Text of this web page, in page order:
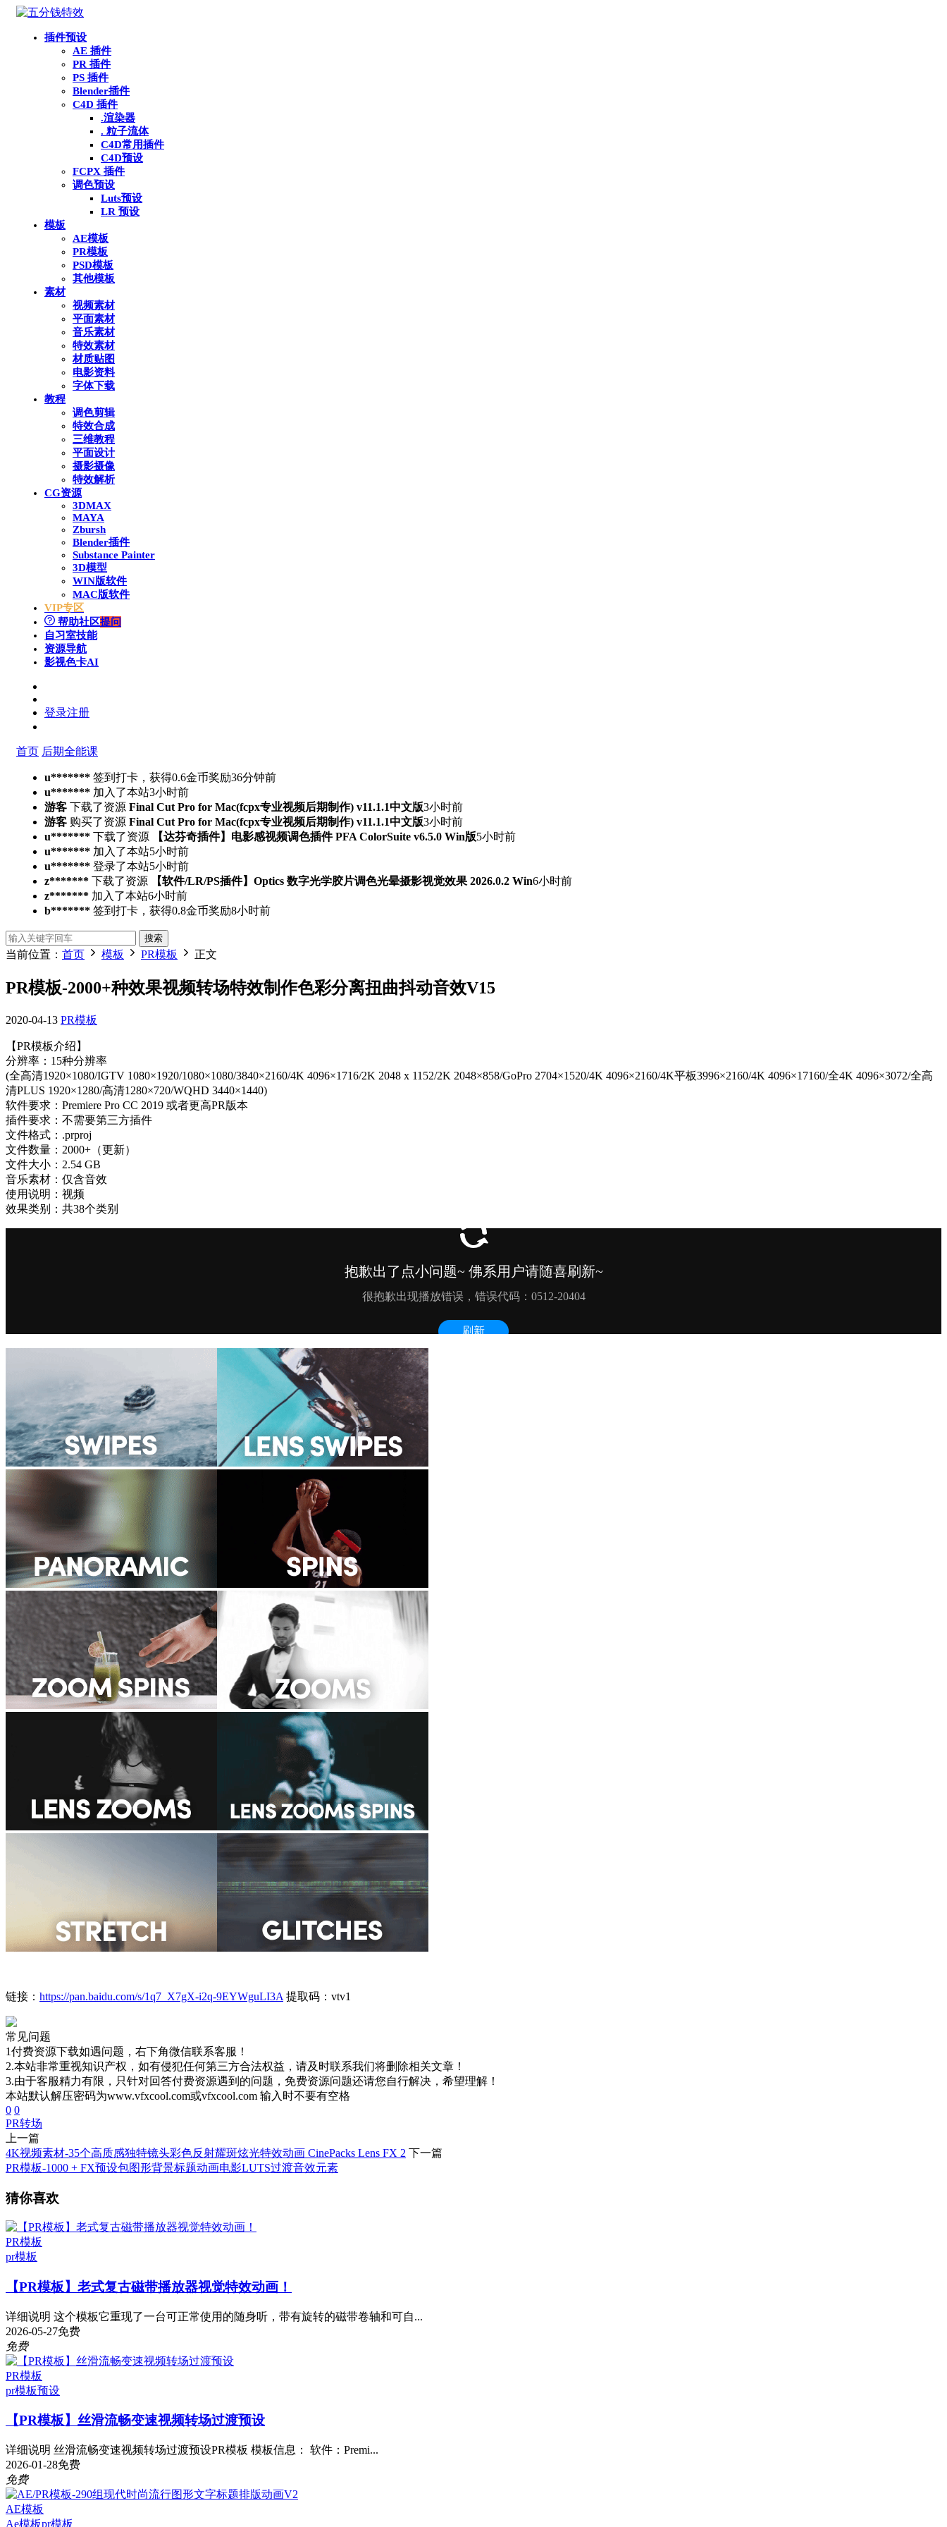
插件预设
AE 插件
PR 插件
PS 插件
Blender插件
C4D 插件
.渲染器
. 粒子流体
C4D常用插件
C4D预设
FCPX 插件
调色预设
Luts预设
LR 预设
模板
AE模板
PR模板
PSD模板
其他模板
素材
视频素材
平面素材
音乐素材
特效素材
材质贴图
电影资料
字体下载
教程
调色剪辑
特效合成
三维教程
平面设计
摄影摄像
特效解析
CG资源
3DMAX
MAYA
Zbursh
Blender插件
Substance Painter
3D模型
WIN版软件
MAC版软件
VIP专区
帮助社区提问
自习室技能
资源导航
影视色卡AI
登录注册
首页 后期全能课
u******* 签到打卡，获得0.6金币奖励36分钟前
u******* 加入了本站3小时前
游客 下载了资源 Final Cut Pro for Mac(fcpx专业视频后期制作) v11.1.1中文版3小时前
游客 购买了资源 Final Cut Pro for Mac(fcpx专业视频后期制作) v11.1.1中文版3小时前
u******* 下载了资源 【达芬奇插件】电影感视频调色插件 PFA ColorSuite v6.5.0 Win版5小时前
u******* 加入了本站5小时前
u******* 登录了本站5小时前
z******* 下载了资源 【软件/LR/PS插件】Optics 数字光学胶片调色光晕摄影视觉效果 2026.0.2 Win6小时前
z******* 加入了本站6小时前
b******* 签到打卡，获得0.8金币奖励8小时前
搜索
当前位置： 首页 模板 PR模板 正文
PR模板-2000+种效果视频转场特效制作色彩分离扭曲抖动音效V15
2020-04-13 PR模板
【PR模板介绍】
分辨率：15种分辨率
(全高清1920×1080/IGTV 1080×1920/1080×1080/3840×2160/4K 4096×1716/2K 2048 x 1152/2K 2048×858/GoPro 2704×1520/4K 4096×2160/4K平板3996×2160/4K 4096×17160/全4K 4096×3072/全高
清PLUS 1920×1280/高清1280×720/WQHD 3440×1440)
软件要求：Premiere Pro CC 2019 或者更高PR版本
插件要求：不需要第三方插件
文件格式：.prproj
文件数量：2000+（更新）
文件大小：2.54 GB
音乐素材：仅含音效
使用说明：视频
效果类别：共38个类别
链接： https://pan.baidu.com/s/1q7_X7gX-i2q-9EYWguLI3A 提取码：vtv1
常见问题
1付费资源下载如遇问题，右下角微信联系客服！
2.本站非常重视知识产权，如有侵犯任何第三方合法权益，请及时联系我们将删除相关文章！
3.由于客服精力有限，只针对回答付费资源遇到的问题，免费资源问题还请您自行解决，希望理解！
本站默认解压密码为www.vfxcool.com或vfxcool.com 输入时不要有空格
0 0
PR转场
上一篇
4K视频素材-35个高质感独特镜头彩色反射耀斑炫光特效动画 CinePacks Lens FX 2 下一篇
PR模板-1000 + FX预设包图形背景标题动画电影LUTS过渡音效元素
猜你喜欢
PR模板
pr模板
【PR模板】老式复古磁带播放器视觉特效动画！
详细说明 这个模板它重现了一台可正常使用的随身听，带有旋转的磁带卷轴和可自...
2026-05-27免费
免费
PR模板
pr模板预设
【PR模板】丝滑流畅变速视频转场过渡预设
详细说明 丝滑流畅变速视频转场过渡预设PR模板 模板信息： 软件：Premi...
2026-01-28免费
免费
AE模板
Ae模板pr模板